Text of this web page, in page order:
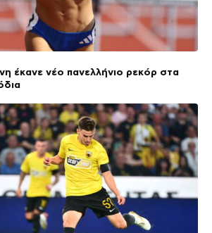
έκανε νέο πανελλήνιο ρεκόρ στα